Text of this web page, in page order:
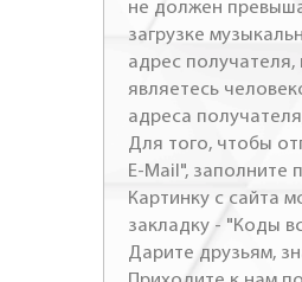
не должен
загрузке
адрес
являетесь
адреса
Для того, чтобы
E-Mail", заполните
Картинку с сайта
закладку - "Коды
Дарите друзьям,